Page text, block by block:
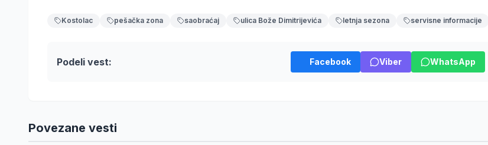
Kostolac pešačka zona saobraćaj ulica Bože Dimitrijevića letnja sezona servisne informacije
Podeli vest: Facebook Viber WhatsApp
Povezane vesti